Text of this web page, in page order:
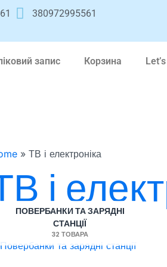
380972995561
запис Корзина
» ТВ і електроніка
і
ПОВЕРБАНКИ ТА ЗАРЯДНІ
СТАНЦІЇ
32 ТОВАРА